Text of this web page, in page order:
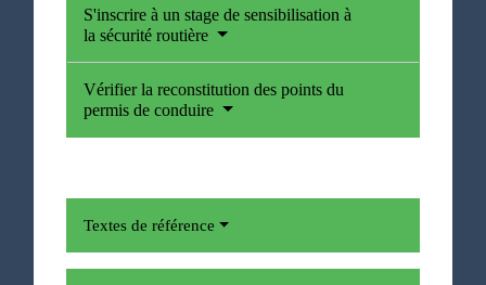
S'inscrire à un stage de sensibilisation à
la sécurité routière
Vérifier la reconstitution des points du
permis de conduire
Textes de référence